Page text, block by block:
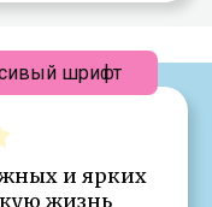
и ярких
жизнь
шрифт